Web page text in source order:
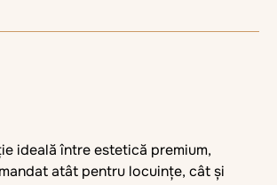
ideală între estetică premium,
atât pentru locuințe, cât și